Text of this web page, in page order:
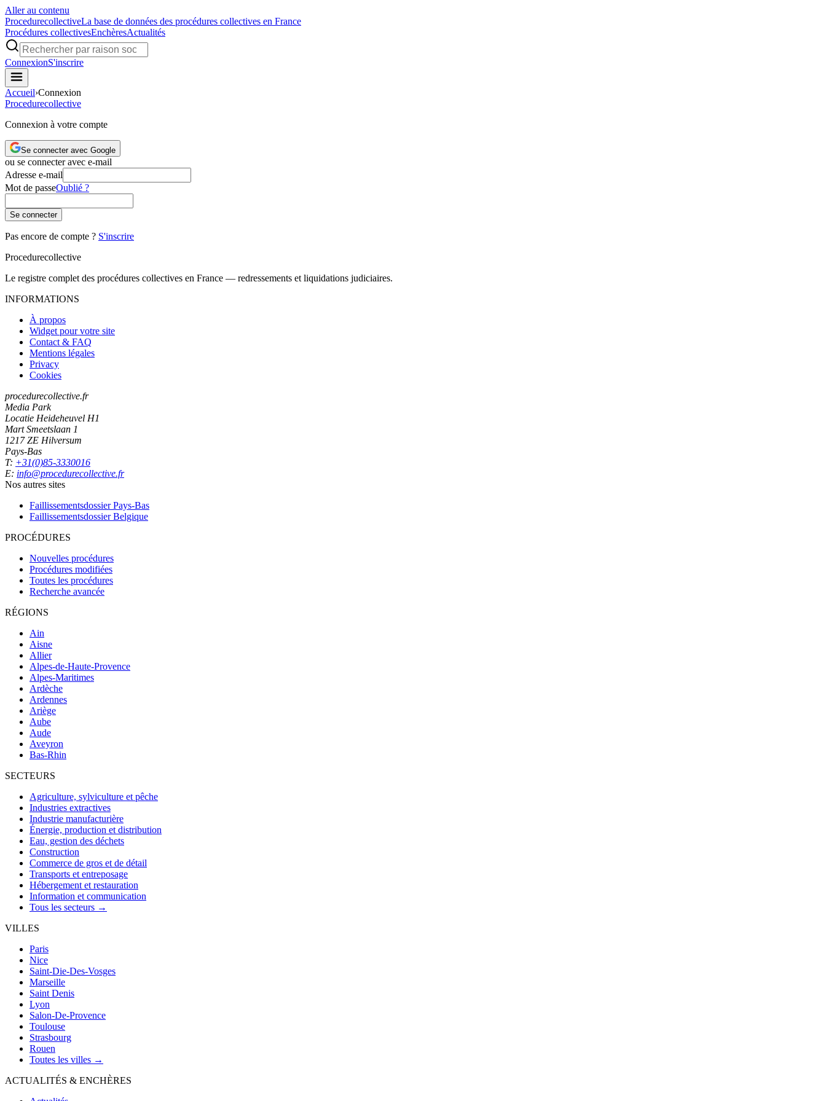
Aller au contenu
ProcedurecollectiveLa base de données des procédures collectives en France
Procédures collectivesEnchèresActualités
ConnexionS'inscrire
Accueil›Connexion
Procedurecollective
Connexion à votre compte
Se connecter avec Google
ou se connecter avec e-mail
Adresse e-mail
Mot de passeOublié ?
Se connecter
Pas encore de compte ? S'inscrire
Procedurecollective
Le registre complet des procédures collectives en France — redressements et liquidations judiciaires.
INFORMATIONS
À propos
Widget pour votre site
Contact & FAQ
Mentions légales
Privacy
Cookies
procedurecollective.fr
Media Park
Locatie Heideheuvel H1
Mart Smeetslaan 1
1217 ZE Hilversum
Pays-Bas
T: +31(0)85-3330016
E: info@procedurecollective.fr
Nos autres sites
Faillissementsdossier Pays-Bas
Faillissementsdossier Belgique
PROCÉDURES
Nouvelles procédures
Procédures modifiées
Toutes les procédures
Recherche avancée
RÉGIONS
Ain
Aisne
Allier
Alpes-de-Haute-Provence
Alpes-Maritimes
Ardèche
Ardennes
Ariège
Aube
Aude
Aveyron
Bas-Rhin
SECTEURS
Agriculture, sylviculture et pêche
Industries extractives
Industrie manufacturière
Énergie, production et distribution
Eau, gestion des déchets
Construction
Commerce de gros et de détail
Transports et entreposage
Hébergement et restauration
Information et communication
Tous les secteurs →
VILLES
Paris
Nice
Saint-Die-Des-Vosges
Marseille
Saint Denis
Lyon
Salon-De-Provence
Toulouse
Strasbourg
Rouen
Toutes les villes →
ACTUALITÉS & ENCHÈRES